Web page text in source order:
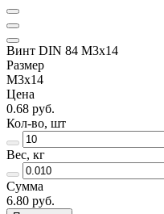
Винт DIN 84 М3х14
Размер
М3х14
Цена
0.68 руб.
Кол-во, шт
Вес, кг
Сумма
6.80 руб.